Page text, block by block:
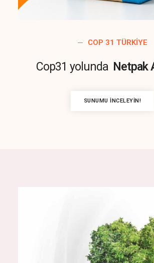
COP 31 TÜRKIYE
Cop31 yolunda Netpak
SUNUMU İNCELEYIN!